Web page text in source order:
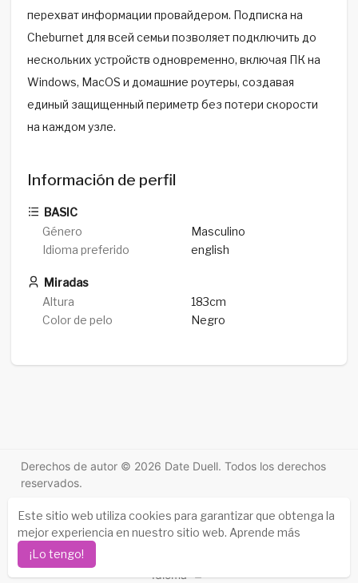
Este sitio web utiliza cookies para garantizar que obtenga la
mejor experiencia en nuestro sitio web. Aprende más
¡Lo tengo!
перехват информации провайдером. Подписка на
Cheburnet для всей семьи позволяет подключить до
нескольких устройств одновременно, включая ПК на
Windows, MacOS и домашние роутеры, создавая
единый защищенный периметр без потери скорости
на каждом узле.
Información de perfil
BASIC
Género
Masculino
Idioma preferido
english
Miradas
Altura
183cm
Color de pelo
Negro
Derechos de autor © 2026 Date Duell. Todos los derechos
reservados.
Historias de éxito - Sobre nosotros - Condiciones -
Política de privacidad- Contacto - Preguntas frecuentes
Reembolso
Idioma